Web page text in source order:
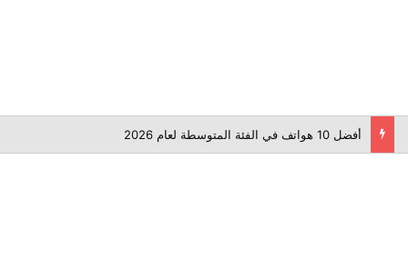
أفضل 10 هواتف في الفئة المتوسطة لعام 2026